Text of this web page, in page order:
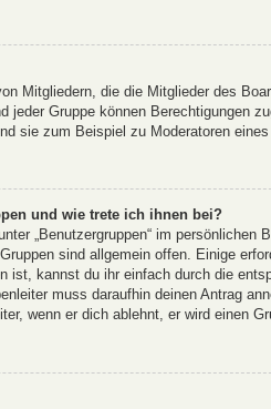
Mitgliedern, die die Mitglieder des
jeder Gruppe können Berechtigungen
sie zum Beispiel zu Moderatoren
und wie trete ich ihnen bei?
„Benutzergruppen“ im
sind allgemein offen. Einige
ist, kannst du ihr einfach durch die
muss daraufhin deinen Antrag
wenn er dich ablehnt, er wird einen